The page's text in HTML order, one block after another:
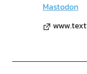
Mastodon